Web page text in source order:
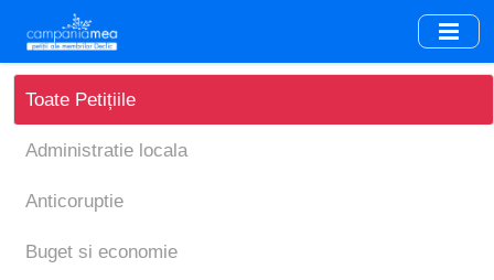
main
content
Toate Petițiile
Administratie locala
Anticoruptie
Buget si economie